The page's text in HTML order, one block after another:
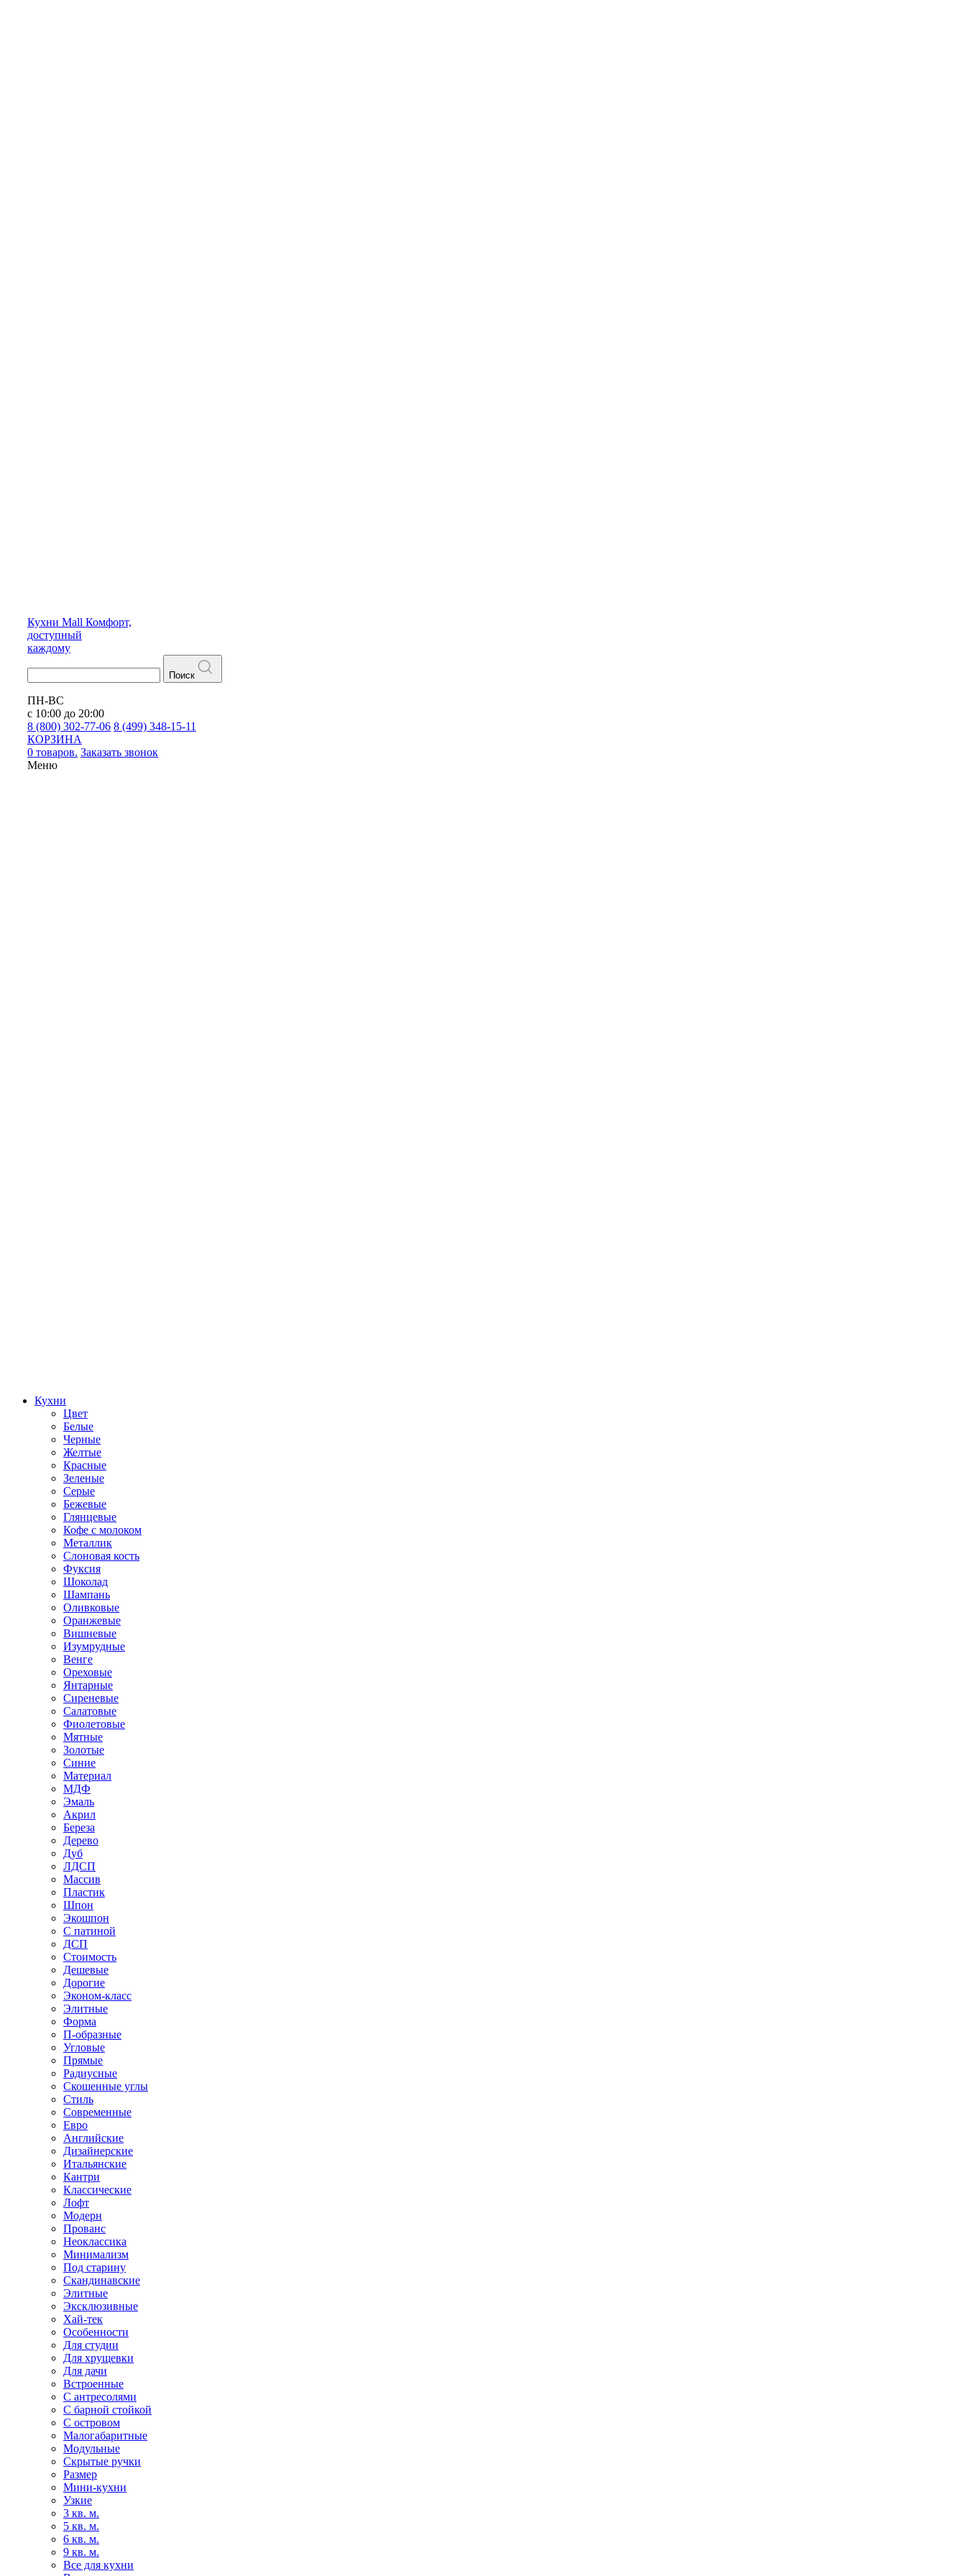
Кухни Mall Комфорт,
доступный
каждому
Поиск
ПН-ВС
с 10:00 до 20:00
8 (800) 302-77-06 8 (499) 348-15-11
КОРЗИНА
0 товаров. Заказать звонок
Меню
Кухни
Цвет
Белые
Черные
Желтые
Красные
Зеленые
Серые
Бежевые
Глянцевые
Кофе с молоком
Металлик
Слоновая кость
Фуксия
Шоколад
Шампань
Оливковые
Оранжевые
Вишневые
Изумрудные
Венге
Ореховые
Янтарные
Сиреневые
Салатовые
Фиолетовые
Мятные
Золотые
Синие
Материал
МДФ
Эмаль
Акрил
Береза
Дерево
Дуб
ЛДСП
Массив
Пластик
Шпон
Экошпон
С патиной
ДСП
Стоимость
Дешевые
Дорогие
Эконом-класс
Элитные
Форма
П-образные
Угловые
Прямые
Радиусные
Скошенные углы
Стиль
Современные
Евро
Английские
Дизайнерские
Итальянские
Кантри
Классические
Лофт
Модерн
Прованс
Неоклассика
Минимализм
Под старину
Скандинавские
Элитные
Эксклюзивные
Хай-тек
Особенности
Для студии
Для хрущевки
Для дачи
Встроенные
С антресолями
С барной стойкой
С островом
Малогабаритные
Модульные
Скрытые ручки
Размер
Мини-кухни
Узкие
3 кв. м.
5 кв. м.
6 кв. м.
9 кв. м.
Все для кухни